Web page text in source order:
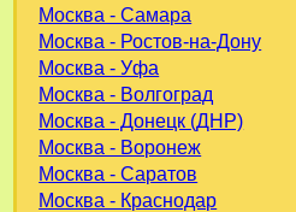
Москва - Самара
Москва - Ростов-на-Дону
Москва - Уфа
Москва - Волгоград
Москва - Донецк (ДНР)
Москва - Воронеж
Москва - Саратов
Москва - Краснодар